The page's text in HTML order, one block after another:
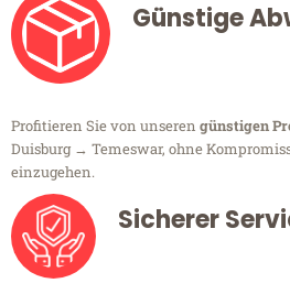
Günstige
Profitieren Sie von unseren günstigen
Duisburg → Temeswar, ohne
einzugehen.
Sicherer